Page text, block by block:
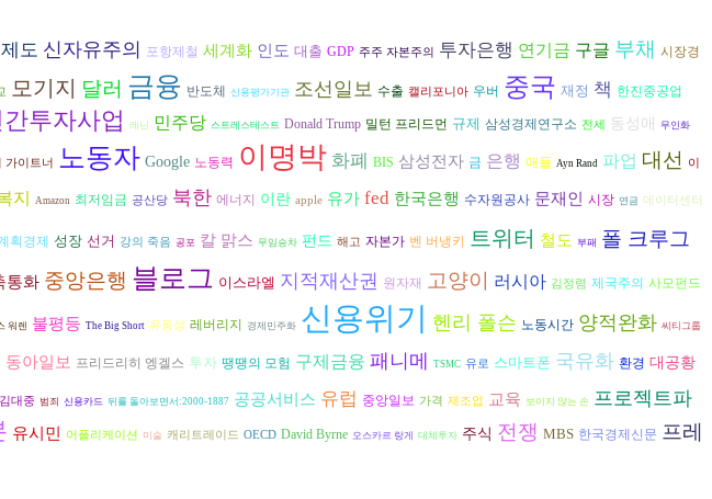
도 신자유주의 포항제철 세계화 인도 대출 GDP 주주 자본주의 투자은행 연기금 구글 부채 시장경
모기지 달러 금융 반도체 신용평가기관 조선일보 수출 캘리포니아 우버 중국 재정 책 한진중공업
간투자사업 레닌 민주당 스트레스테스트 Donald Trump 밀턴 프리드먼 규제 삼성경제연구소 전세 동성애 무인화
가이트너 노동자 Google 노동력 이명박 화폐 BIS 삼성전자 금 은행 애플 Ayn Rand 파업 대선 이
지 Amazon 최저임금 공산당 북한 에너지 이란 apple 유가 fed 한국은행 수자원공사 문재인 시장 연금 데이터센터
획경제 성장 선거 강의 죽음 공포 칼 맑스 무임승차 펀드 해고 자본가 벤 버냉키 트위터 철도 부패 폴 크루그
통화 중앙은행 블로그 이스라엘 지적재산권 원자재 고양이 러시아 김정렴 제국주의 사모펀드
워렌 불평등 The Big Short 유동성 레버리지 경제민주화 신용위기 헨리 폴슨 노동시간 양적완화 씨티그룹
동아일보 프리드리히 엥겔스 투자 땡땡의 모험 구제금융 패니메 TSMC 유로 스마트폰 국유화 환경 대공황
김대중 범죄 신용카드 뒤를 돌아보면서:2000-1887 공공서비스 유럽 중앙일보 가격 제조업 교육 보이지 않는 손 프로젝트파
유시민 어플리케이션 미술 캐리트레이드 OECD David Byrne 오스카르 랑게 대체투자 주식 전쟁 MBS 한국경제신문 프레